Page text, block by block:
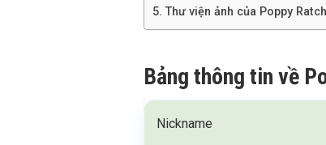
Thư viện ảnh của Poppy
Bảng thông tin về
Nickname